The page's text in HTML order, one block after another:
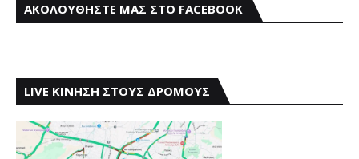
ΑΚΟΛΟΥΘΗΣΤΕ ΜΑΣ ΣΤΟ FACEBOOK
LIVE ΚΙΝΗΣΗ ΣΤΟΥΣ ΔΡΟΜΟΥΣ